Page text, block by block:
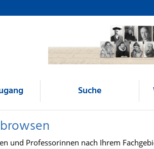
Suche
und Professorinnen nach Ihrem